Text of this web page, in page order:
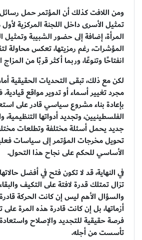
ومن اللافت كذلك أن المؤتمر حمل رسائل
تمثيل الأسرى داخل اللجنة المركزية
المرأة، إضافة إلى حضور الشبيبة وتمثيل
المؤشرات، رغم رمزيتها، تعكس محاولة
انفتاحًا وتنوعًا، وربما أكثر قربًا من
لكن مع ذلك، تبقى التحديات الحقيقية
مجرد تغيير أسماء أو تدوير مواقع قيادية.
بإعادة بناء مشروع سياسي قادر على
الفلسطينيين، وتجديد أدواتها
جديد يحمل أسئلة مختلفة وتطلعات
تحويل مخرجات المؤتمر إلى سياسات
الأساسي للحكم على نجاح هذا التحول.
في النهاية، قد لا تكون فتح في أفضل
تزال تمتلك قدرة لافتة على التكيف
والسؤال الأهم ليس إن كانت الحركة
أزماتها، بل إن كانت قادرة هذه المرة على
فرصة حقيقية للتجديد والإصلاح
تأسست من أجله.